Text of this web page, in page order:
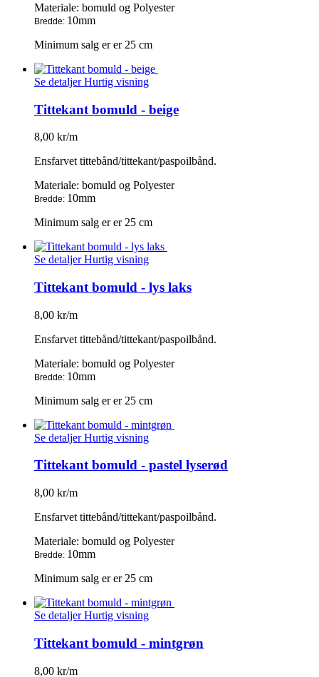
Materiale: bomuld og Polyester
Bredde: 10mm
Minimum salg er er 25 cm
Se detaljerHurtig visning
Tittekant bomuld - beige
8,00 kr/m
Ensfarvet tittebånd/tittekant/paspoilbånd.
Materiale: bomuld og Polyester
Bredde: 10mm
Minimum salg er er 25 cm
Se detaljerHurtig visning
Tittekant bomuld - lys laks
8,00 kr/m
Ensfarvet tittebånd/tittekant/paspoilbånd.
Materiale: bomuld og Polyester
Bredde: 10mm
Minimum salg er er 25 cm
Se detaljerHurtig visning
Tittekant bomuld - pastel lyserød
8,00 kr/m
Ensfarvet tittebånd/tittekant/paspoilbånd.
Materiale: bomuld og Polyester
Bredde: 10mm
Minimum salg er er 25 cm
Se detaljerHurtig visning
Tittekant bomuld - mintgrøn
8,00 kr/m